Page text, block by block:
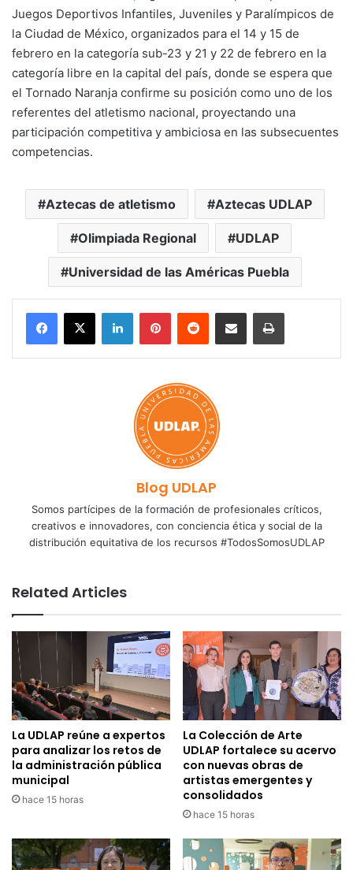
Juegos Deportivos Infantiles, Juveniles y Paralímpicos de
la Ciudad de México, organizados para el 14 y 15 de
febrero en la categoría sub-23 y 21 y 22 de febrero en la
categoría libre en la capital del país, donde se espera que
el Tornado Naranja confirme su posición como uno de los
referentes del atletismo nacional, proyectando una
participación competitiva y ambiciosa en las subsecuentes
competencias.
Aztecas de atletismo Aztecas UDLAP
Olimpiada Regional UDLAP
Universidad de las Américas Puebla
LinkedInPinterestReddit Share via Email Print
Blog UDLAP
Somos partícipes de la formación de profesionales críticos,
creativos e innovadores, con conciencia ética y social de la
distribución equitativa de los recursos #TodosSomosUDLAP
Related Articles
La UDLAP reúne a expertos
para analizar los retos de
la administración pública
municipal
hace 15 horas
La Colección de Arte
UDLAP fortalece su acervo
con nuevas obras de
artistas emergentes y
consolidados
hace 15 horas